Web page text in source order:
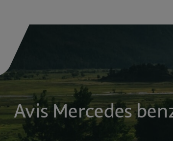
Avis Mercedes